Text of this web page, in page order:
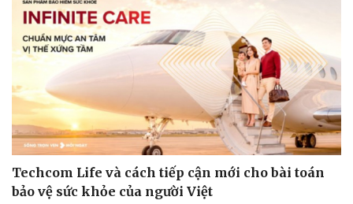
Techcom Life và cách tiếp cận mới cho bài toán
bảo vệ sức khỏe của người Việt